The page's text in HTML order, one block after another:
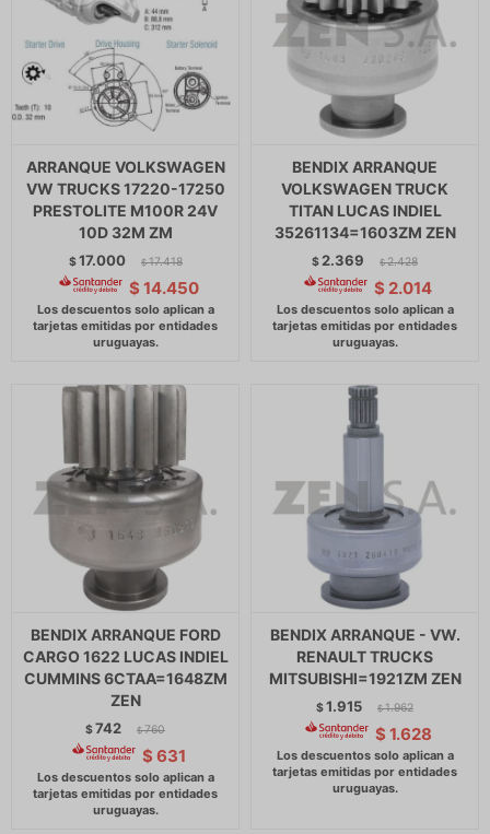
ARRANQUE VOLKSWAGEN
VW TRUCKS 17220-17250
PRESTOLITE M100R 24V
10D 32M ZM
$17.000 $ 17.418
$ 14.450
BENDIX ARRANQUE
VOLKSWAGEN TRUCK
TITAN LUCAS INDIEL
35261134=1603ZM ZEN
$ 2.369 $ 2.428
$ 2.014
BENDIX ARRANQUE FORD
CARGO 1622 LUCAS INDIEL
CUMMINS 6CTAA=1648ZM
ZEN
$742 $ 760
$ 631
BENDIX ARRANQUE - VW.
RENAULT TRUCKS
MITSUBISHI=1921ZM ZEN
$1.915 $ 1.962
$ 1.628